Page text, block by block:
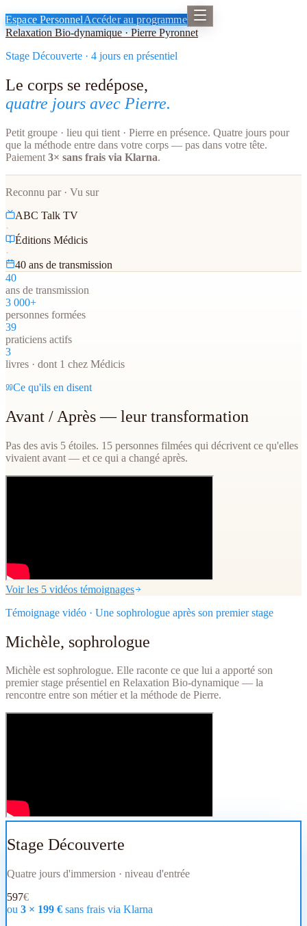
Espace PersonnelAccéder au programme
Relaxation Bio-dynamique · Pierre Pyronnet
Stage Découverte · 4 jours en présentiel
Le corps se redépose,
quatre jours avec Pierre.
Petit groupe · lieu qui tient · Pierre en présence. Quatre jours pour
que la méthode entre dans votre corps — pas dans votre tête.
Paiement 3× sans frais via Klarna.
Reconnu par · Vu sur
ABC Talk TV
·
Éditions Médicis
·
40 ans de transmission
40
ans de transmission
3 000+
personnes formées
39
praticiens actifs
3
livres · dont 1 chez Médicis
Ce qu'ils en disent
Avant / Après — leur transformation
Pas des avis 5 étoiles. 15 personnes filmées qui décrivent ce qu'elles
vivaient avant — et ce qui a changé après.
Voir les 5 vidéos témoignages
Témoignage vidéo · Une sophrologue après son premier stage
Michèle, sophrologue
Michèle est sophrologue. Elle raconte ce que lui a apporté son
premier stage présentiel en Relaxation Bio-dynamique — la
rencontre entre son métier et la méthode de Pierre.
Stage Découverte
Quatre jours d'immersion · niveau d'entrée
597€
ou 3 × 199 € sans frais via Klarna